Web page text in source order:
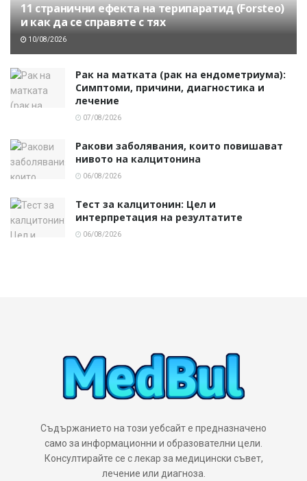
11 странични ефекта на терипаратид (Forsteo)
и как да се справяте с тях
10/08/2026
Рак на матката (рак на ендометриума):
Симптоми, причини, диагностика и
лечение
07/08/2026
Ракови заболявания, които повишават
нивото на калцитонина
06/08/2026
Тест за калцитонин: Цел и
интерпретация на резултатите
06/08/2026
Съдържанието на този уебсайт е предназначено
само за информационни и образователни цели.
Консултирайте се с лекар за медицински съвет,
лечение или диагноза.